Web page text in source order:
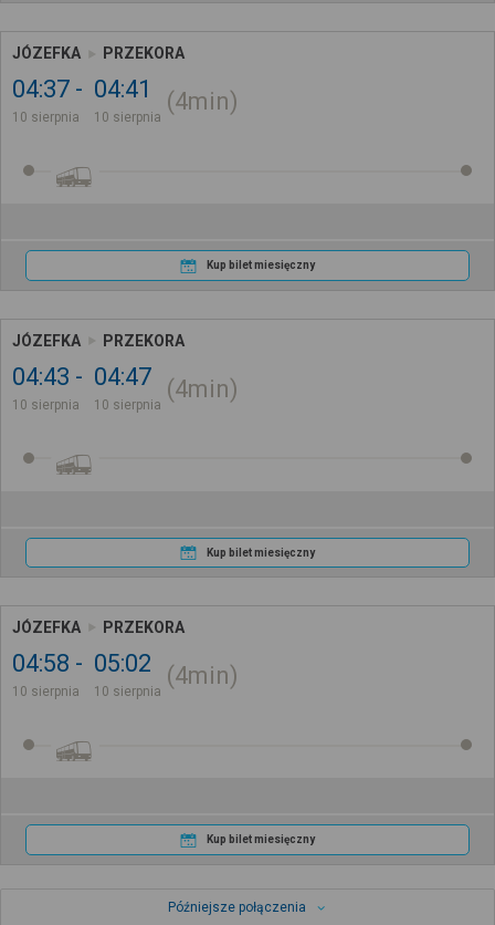
JÓZEFKA PRZEKORA
04:37
10 sierpnia
04:41
10 sierpnia
4min
Kup bilet miesięczny
JÓZEFKA PRZEKORA
04:43
10 sierpnia
04:47
10 sierpnia
4min
Kup bilet miesięczny
JÓZEFKA PRZEKORA
04:58
10 sierpnia
05:02
10 sierpnia
4min
Kup bilet miesięczny
Późniejsze połączenia